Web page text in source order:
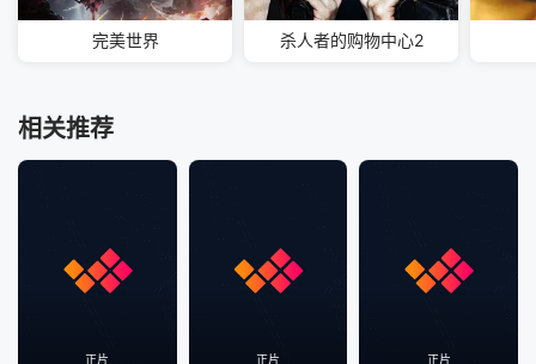
完美世界 杀人者的购物中心2
相关推荐
正片 正片 正片